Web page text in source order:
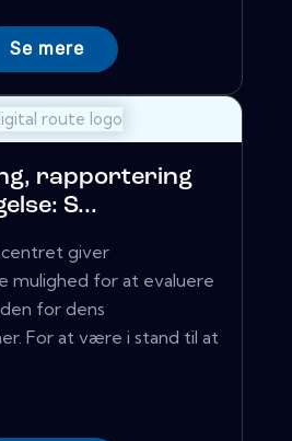
Se mere
rapportering
S...
giver
mulighed for at evaluere
for dens
For at være i stand til at